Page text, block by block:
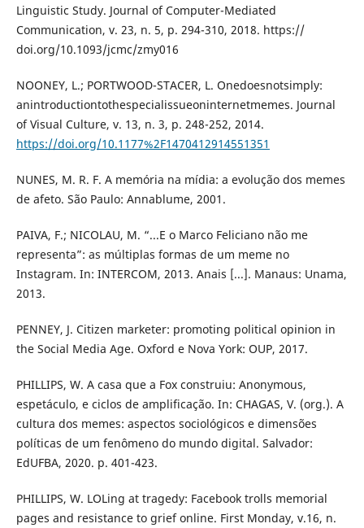
Linguistic Study. Journal of Computer-Mediated
Communication, v. 23, n. 5, p. 294-310, 2018. https://
doi.org/10.1093/jcmc/zmy016
NOONEY, L.; PORTWOOD-STACER, L. Onedoesnotsimply:
anintroductiontothespecialissueoninternetmemes. Journal
of Visual Culture, v. 13, n. 3, p. 248-252, 2014.
https://doi.org/10.1177%2F1470412914551351
NUNES, M. R. F. A memória na mídia: a evolução dos memes
de afeto. São Paulo: Annablume, 2001.
PAIVA, F.; NICOLAU, M. “...E o Marco Feliciano não me
representa”: as múltiplas formas de um meme no
Instagram. In: INTERCOM, 2013. Anais [...]. Manaus: Unama,
2013.
PENNEY, J. Citizen marketer: promoting political opinion in
the Social Media Age. Oxford e Nova York: OUP, 2017.
PHILLIPS, W. A casa que a Fox construiu: Anonymous,
espetáculo, e ciclos de amplificação. In: CHAGAS, V. (org.). A
cultura dos memes: aspectos sociológicos e dimensões
políticas de um fenômeno do mundo digital. Salvador:
EdUFBA, 2020. p. 401-423.
PHILLIPS, W. LOLing at tragedy: Facebook trolls memorial
pages and resistance to grief online. First Monday, v.16, n.